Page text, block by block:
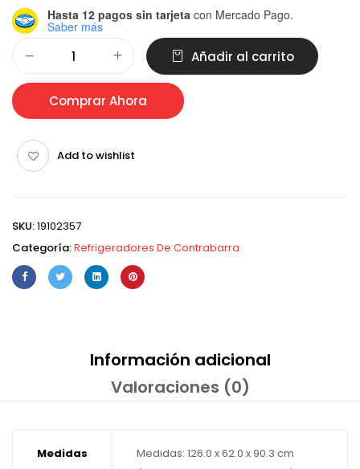
Hasta 12 pagos sin tarjeta con Mercado Pago.
Saber más
Añadir al carrito
Comprar Ahora
Add to wishlist
SKU:19102357
Categoría:Refrigeradores De Contrabarra
Información adicional
Valoraciones (0)
Medidas
Medidas: 126.0 x 62.0 x 90.3 cm